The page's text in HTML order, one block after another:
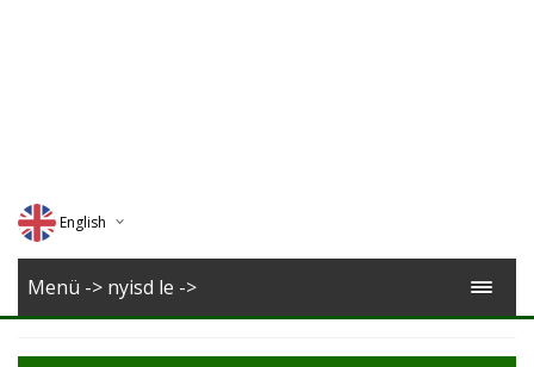
English
Deutsch
Menü -> nyisd le ->